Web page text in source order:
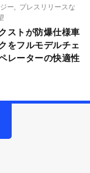
ー
プレスリリースな
ストが防爆仕様車
をフルモデルチェ
レーターの快適性